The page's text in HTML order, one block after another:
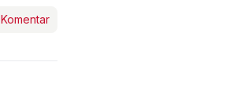
Komentar